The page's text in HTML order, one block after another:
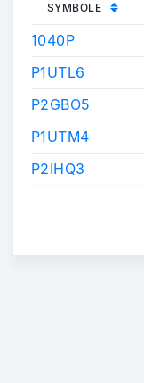
SYMBOLE
1040P
P1UTL6
P2GBO5
P1UTM4
P2IHQ3